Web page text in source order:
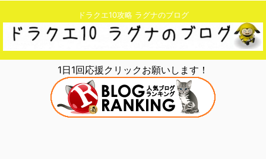
ドラクエ10攻略 ラグナのブログ
1日1回応援クリックお願いします！